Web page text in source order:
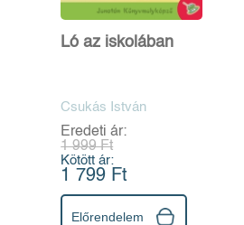
Ló az iskolában
Csukás István
Eredeti ár:
1 999 Ft
Kötött ár:
1 799 Ft
Előrendelem